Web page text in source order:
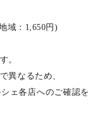
域：1,650円)
。
異なるため、
ェ各店へのご確認を